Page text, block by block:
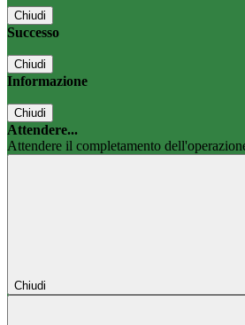
Chiudi
Successo
Chiudi
Informazione
Chiudi
Attendere...
Attendere il completamento
Chiudi